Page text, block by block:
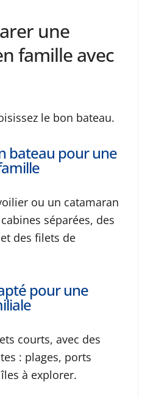
une
famille avec
le bon bateau.
bateau pour une
ou un catamaran
séparées, des
des filets de
pour une
courts, avec des
: plages, ports
à explorer.